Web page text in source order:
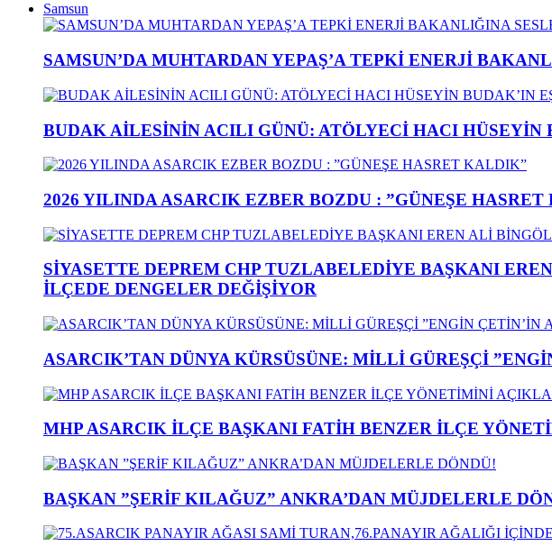
Samsun
SAMSUN’DA MUHTARDAN YEPAŞ’A TEPKİ ENERJİ
BUDAK AİLESİNİN ACILI GÜNÜ: ATÖLYECİ HACI HÜSEYİN
2026 YILINDA ASARCIK EZBER BOZDU : ”GÜNEŞE
SİYASETTE DEPREM CHP TUZLABELEDİYE BAŞKANI
İLÇEDE DENGELER DEĞİŞİYOR
ASARCIK’TAN DÜNYA KÜRSÜSÜNE: MİLLİ GÜREŞÇİ
MHP ASARCIK İLÇE BAŞKANI FATİH BENZER İLÇE
BAŞKAN ”ŞERİF KILAĞUZ” ANKRA’DAN MÜJDELERLE